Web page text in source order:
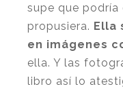
supe que
propusiera. Ella
en imágenes
ella. Y las
libro así lo